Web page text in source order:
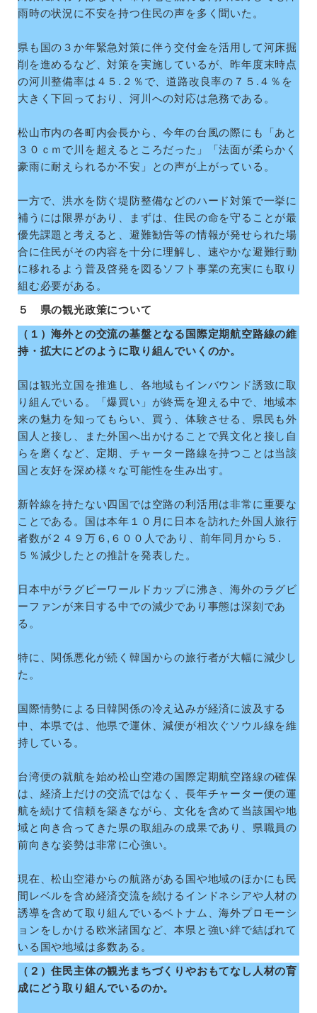
雨時の状況に不安を持つ住民の声を多く聞いた。
県も国の３か年緊急対策に伴う交付金を活用して河床掘
削を進めるなど、対策を実施しているが、昨年度末時点
の河川整備率は４５.２％で、道路改良率の７５.４％を
大きく下回っており、河川への対応は急務である。
松山市内の各町内会長から、今年の台風の際にも「あと
３０ｃｍで川を超えるところだった」「法面が柔らかく
豪雨に耐えられるか不安」との声が上がっている。
一方で、洪水を防ぐ堤防整備などのハード対策で一挙に
補うには限界があり、まずは、住民の命を守ることが最
優先課題と考えると、避難勧告等の情報が発せられた場
合に住民がその内容を十分に理解し、速やかな避難行動
に移れるよう普及啓発を図るソフト事業の充実にも取り
組む必要がある。
５ 県の観光政策について
（１）海外との交流の基盤となる国際定期航空路線の維
持・拡大にどのように取り組んでいくのか。
国は観光立国を推進し、各地域もインバウンド誘致に取
り組んでいる。「爆買い」が終焉を迎える中で、地域本
来の魅力を知ってもらい、買う、体験させる、県民も外
国人と接し、また外国へ出かけることで異文化と接し自
らを磨くなど、定期、チャーター路線を持つことは当該
国と友好を深め様々な可能性を生み出す。
新幹線を持たない四国では空路の利活用は非常に重要な
ことである。国は本年１０月に日本を訪れた外国人旅行
者数が２４９万６,６００人であり、前年同月から５.
５％減少したとの推計を発表した。
日本中がラグビーワールドカップに沸き、海外のラグビ
ーファンが来日する中での減少であり事態は深刻であ
る。
特に、関係悪化が続く韓国からの旅行者が大幅に減少し
た。
国際情勢による日韓関係の冷え込みが経済に波及する
中、本県では、他県で運休、減便が相次ぐソウル線を維
持している。
台湾便の就航を始め松山空港の国際定期航空路線の確保
は、経済上だけの交流ではなく、長年チャーター便の運
航を続けて信頼を築きながら、文化を含めて当該国や地
域と向き合ってきた県の取組みの成果であり、県職員の
前向きな姿勢は非常に心強い。
現在、松山空港からの航路がある国や地域のほかにも民
間レベルを含め経済交流を続けるインドネシアや人材の
誘導を含めて取り組んでいるベトナム、海外プロモーシ
ョンをしかける欧米諸国など、本県と強い絆で結ばれて
いる国や地域は多数ある。
（２）住民主体の観光まちづくりやおもてなし人材の育
成にどう取り組んでいるのか。